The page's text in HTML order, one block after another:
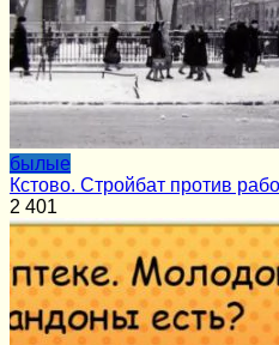
былые
Кстово. Стройбат против
2 401